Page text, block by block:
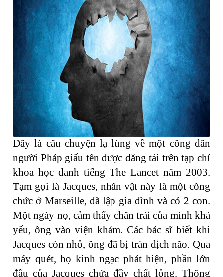
Đây là câu chuyện lạ lùng về một công dân
người Pháp giấu tên được đăng tải trên tạp chí
khoa học danh tiếng The Lancet năm 2003.
Tạm gọi là Jacques, nhân vật này là một công
chức ở Marseille, đã lập gia đình và có 2 con.
Một ngày nọ, cảm thấy chân trái của mình khá
yếu, ông vào viện khám. Các bác sĩ biết khi
Jacques còn nhỏ, ông đã bị tràn dịch não. Qua
máy quét, họ kinh ngạc phát hiện, phần lớn
đầu của Jacques chứa đầy chất lỏng. Thông